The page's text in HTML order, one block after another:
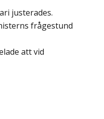
justerades.
frågestund
att vid